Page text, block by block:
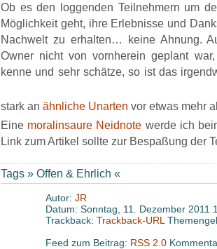
Ob es den loggenden Teilnehmern um
Möglichkeit geht, ihre Erlebnisse und
Nachwelt zu erhalten… keine Ahnung.
Owner nicht von vornherein geplant
kenne und sehr schätze, so ist das
stark an ähnliche Unarten vor etwas mehr
Eine moralinsaure Neidnote werde ich
Link zum Artikel sollte zur Bespaßung der
Tags » Offen & Ehrlich «
Autor: JR
Datum: Sonntag, 11. Dezember 2011
Trackback: Trackback-URL
Feed zum Beitrag: RSS 2.0